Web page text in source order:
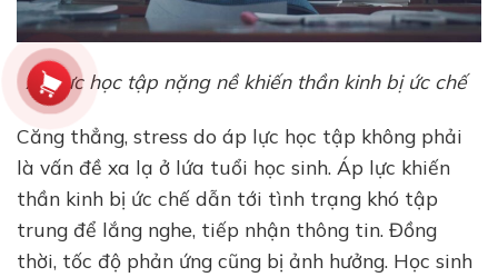
Áp lực học tập nặng nề khiến thần kinh bị ức chế
Căng thẳng, stress do áp lực học tập không phải
là vấn đề xa lạ ở lứa tuổi học sinh. Áp lực khiến
thần kinh bị ức chế dẫn tới tình trạng khó tập
trung để lắng nghe, tiếp nhận thông tin. Đồng
thời, tốc độ phản ứng cũng bị ảnh hưởng. Học sinh